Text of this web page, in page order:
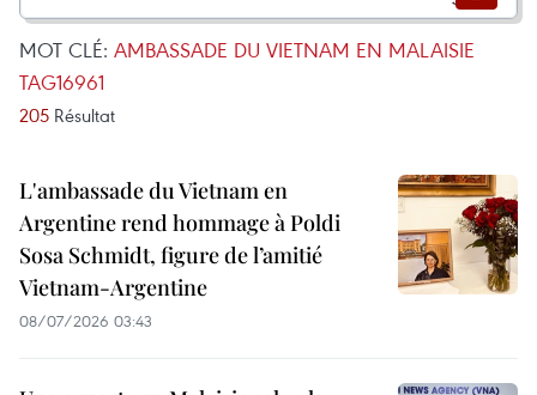
MOT CLÉ: AMBASSADE DU VIETNAM EN MALAISIE
TAG16961
205 Résultat
L'ambassade du Vietnam en
Argentine rend hommage à Poldi
Sosa Schmidt, figure de l’amitié
Vietnam-Argentine
08/07/2026 03:43